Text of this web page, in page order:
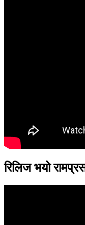
रिलिज भयो